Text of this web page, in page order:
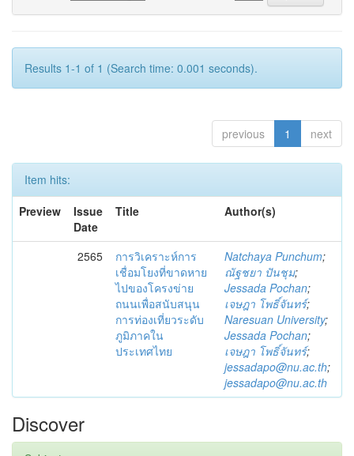
Results 1-1 of 1 (Search time: 0.001 seconds).
previous 1 next
Item hits:
Preview
Issue
Date
Title Author(s)
2565
การวิเคราะห์การ
เชื่อมโยงที่ขาดหาย
ไปของโครงข่าย
ถนนเพื่อสนับสนุน
การท่องเที่ยวระดับ
ภูมิภาคใน
ประเทศไทย
Natchaya Punchum;
ณัฐชยา ปันชุม;
Jessada Pochan;
เจษฎา โพธิ์จันทร์;
Naresuan University;
Jessada Pochan;
เจษฎา โพธิ์จันทร์;
jessadapo@nu.ac.th;
jessadapo@nu.ac.th
Discover